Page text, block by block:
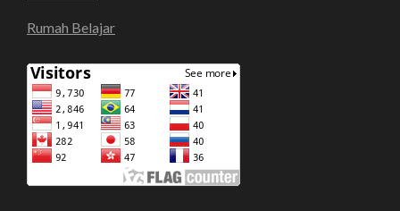
Rumah Belajar